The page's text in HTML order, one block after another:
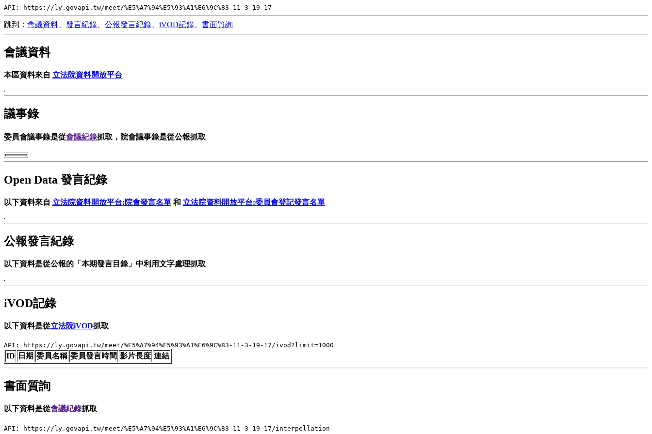
API: https://ly.govapi.tw/meet/%E5%A7%94%E5%93%A1%E6%9C%83-11-3-19-17
跳到： 會議資料 發言紀錄 公報發言紀錄 iVOD記錄 書面質詢
會議資料
本區資料來自 立法院資料開放平台
議事錄
委員會議事錄是從會議紀錄抓取，院會議事錄是從公報抓取
Open Data 發言紀錄
以下資料來自 立法院資料開放平台:院會發言名單 和 立法院資料開放平台:委員會登記發言名單
公報發言紀錄
以下資料是從公報的「本期發言目錄」中利用文字處理抓取
iVOD記錄
以下資料是從立法院iVOD抓取
API: https://ly.govapi.tw/meet/%E5%A7%94%E5%93%A1%E6%9C%83-11-3-19-17/ivod?limit=1000
ID 日期 委員名稱 委員發言時間 影片長度 連結
書面質詢
以下資料是從會議紀錄抓取
API: https://ly.govapi.tw/meet/%E5%A7%94%E5%93%A1%E6%9C%83-11-3-19-17/interpellation